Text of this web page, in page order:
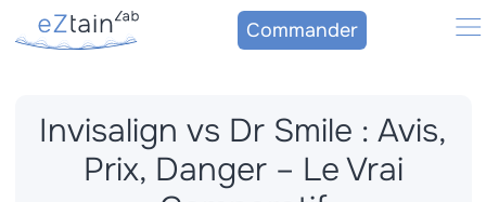
La contention eZtain
Praticiens
Commander
Invisalign vs Dr Smile : Avis,
Prix, Danger – Le Vrai